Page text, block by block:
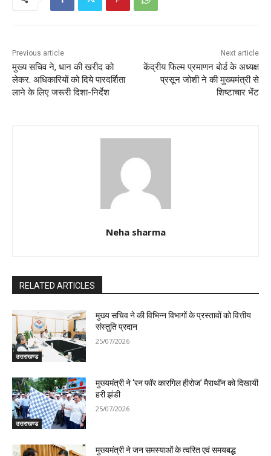
k
p
Previous article
मुख्य सचिव ने, धान की खरीद को
लेकर. अधिकारियों को दिये पारदर्शिता
लाने के लिए जरूरी दिशा-निर्देश
Next article
केंद्रीय फिल्म प्रमाणन बोर्ड के अध्यक्ष
प्रसून जोशी ने की मुख्यमंत्री से
शिष्टाचार भेंट
Neha sharma
RELATED ARTICLES
उत्तराखण्ड
मुख्य सचिव ने की विभिन्न विभागों के प्रस्तावों को वित्तीय
संस्तुति प्रदान
25/07/2026
उत्तराखण्ड
मुख्यमंत्री ने ‘रन फॉर कारगिल हीरोज’ मैराथॉन को दिखायी
हरी झंडी
25/07/2026
मुख्यमंत्री ने जन समस्याओं के त्वरित एवं समयबद्ध